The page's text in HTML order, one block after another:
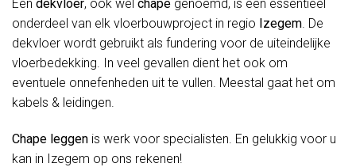
Een dekvloer, ook wel chape genoemd, is een essentieel
onderdeel van elk vloerbouwproject in regio Izegem. De
dekvloer wordt gebruikt als fundering voor de uiteindelijke
vloerbedekking. In veel gevallen dient het ook om
eventuele onnefenheden uit te vullen. Meestal gaat het om
kabels & leidingen.
Chape leggen is werk voor specialisten. En gelukkig voor u
kan in Izegem op ons rekenen!